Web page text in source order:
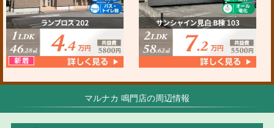
マルナカ 鳴門店の周辺情報